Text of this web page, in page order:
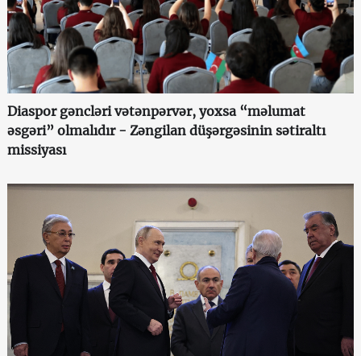
Diaspor gəncləri vətənpərvər, yoxsa “məlumat
əsgəri” olmalıdır - Zəngilan düşərgəsinin sətiraltı
missiyası